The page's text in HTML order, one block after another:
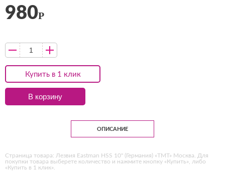
Купить в 1 клик
980Р
В корзину
ОПИСАНИЕ
Страница товара: Лезвия Eastman HSS 10" (Германия) «ТМТ» Москва. Для
покупки товара выберете количество и нажмите кнопку «Купить», либо
«Купить в 1 клик».